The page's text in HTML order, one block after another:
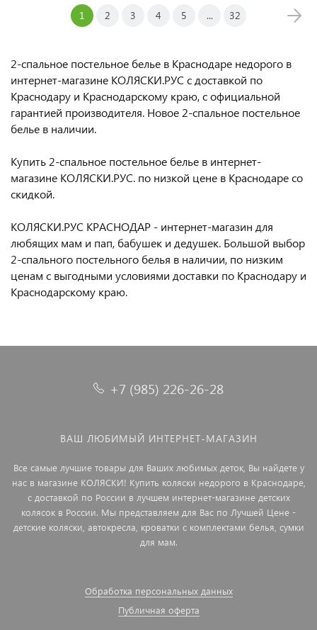
1 2 3 4 5 ... 32
2-спальное постельное белье в Краснодаре недорого в
интернет-магазине КОЛЯСКИ.РУС с доставкой по
Краснодару и Краснодарскому краю, с официальной
гарантией производителя. Новое 2-спальное постельное
белье в наличии.
Купить 2-спальное постельное белье в интернет-
магазине КОЛЯСКИ.РУС. по низкой цене в Краснодаре со
скидкой.
КОЛЯСКИ.РУС КРАСНОДАР - интернет-магазин для
любящих мам и пап, бабушек и дедушек. Большой выбор
2-спального постельного белья в наличии, по низким
ценам с выгодными условиями доставки по Краснодару и
Краснодарскому краю.
+7 (985) 226-26-28
ВАШ ЛЮБИМЫЙ ИНТЕРНЕТ-МАГАЗИН
Все самые лучшие товары для Ваших любимых деток, Вы найдете у
нас в магазине КОЛЯСКИ! Купить коляски недорого в Краснодаре,
с доставкой по России в лучшем интернет-магазине детских
колясок в России. Мы представляем для Вас по Лучшей Цене -
детские коляски, автокресла, кроватки с комплектами белья, сумки
для мам.
Обработка персональных данных
Публичная оферта